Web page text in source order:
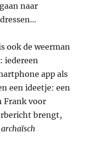
naar
ook de weerman
iedereen
app als
een ideetje: een
Frank voor
brengt,
archaïsch